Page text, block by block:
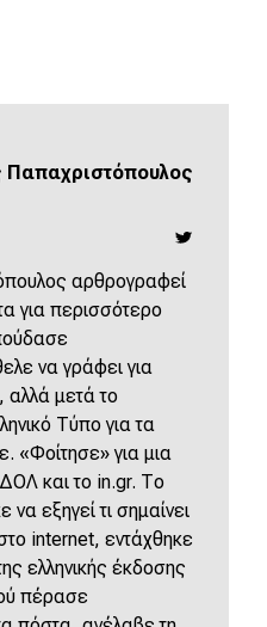
Παπαχριστόπουλος
αρθρογραφεί
για περισσότερο
να γράφει για
αλλά μετά το
Τύπο για τα
«Φοίτησε» για μια
και το in.gr. Το
εξηγεί τι σημαίνει
internet, εντάχθηκε
ελληνικής έκδοσης
πέρασε